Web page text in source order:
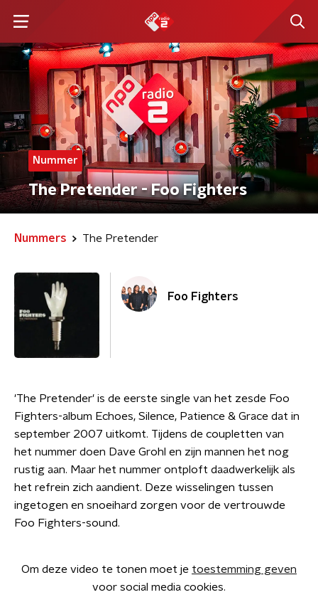
Nummer
The Pretender - Foo Fighters
Nummers The Pretender
Foo Fighters
'The Pretender' is de eerste single van het zesde Foo
Fighters-album Echoes, Silence, Patience & Grace dat in
september 2007 uitkomt. Tijdens de coupletten van
het nummer doen Dave Grohl en zijn mannen het nog
rustig aan. Maar het nummer ontploft daadwerkelijk als
het refrein zich aandient. Deze wisselingen tussen
ingetogen en snoeihard zorgen voor de vertrouwde
Foo Fighters-sound.
Om deze video te tonen moet je toestemming geven
voor social media cookies.